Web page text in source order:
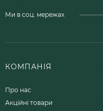
Ми в соц. мережах
КОМПАНІЯ
Про нас
Акційні товари